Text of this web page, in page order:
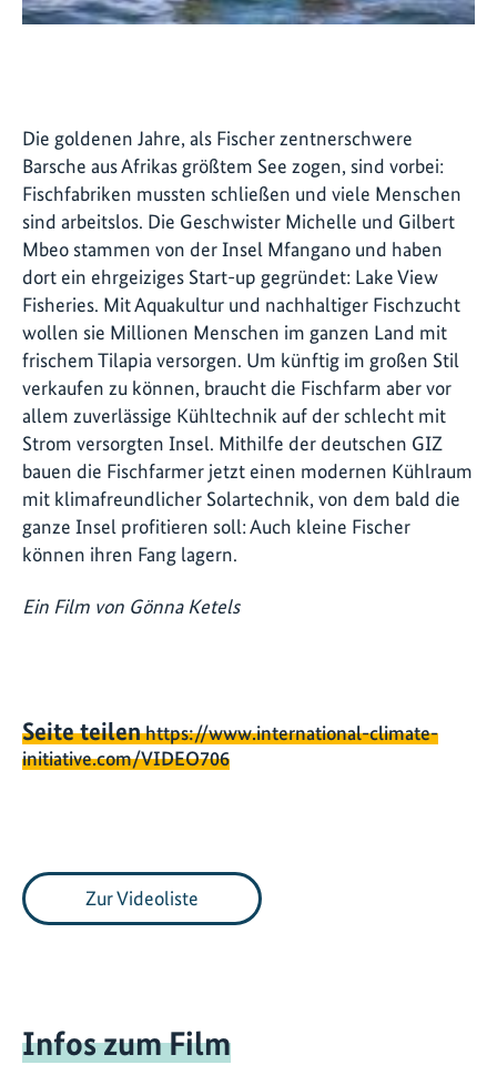
Die goldenen Jahre, als Fischer zentnerschwere
Barsche aus Afrikas größtem See zogen, sind vorbei:
Fischfabriken mussten schließen und viele Menschen
sind arbeitslos. Die Geschwister Michelle und Gilbert
Mbeo stammen von der Insel Mfangano und haben
dort ein ehrgeiziges Start-up gegründet: Lake View
Fisheries. Mit Aquakultur und nachhaltiger Fischzucht
wollen sie Millionen Menschen im ganzen Land mit
frischem Tilapia versorgen. Um künftig im großen Stil
verkaufen zu können, braucht die Fischfarm aber vor
allem zuverlässige Kühltechnik auf der schlecht mit
Strom versorgten Insel. Mithilfe der deutschen GIZ
bauen die Fischfarmer jetzt einen modernen Kühlraum
mit klimafreundlicher Solartechnik, von dem bald die
ganze Insel profitieren soll: Auch kleine Fischer
können ihren Fang lagern.
Ein Film von Gönna Ketels
Seite teilenhttps://www.international-climate-
initiative.com/VIDEO706
Zur Videoliste
Infos zum Film